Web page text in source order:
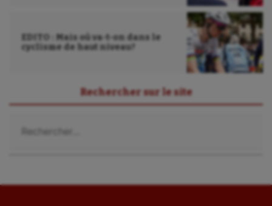
Sport-santé
Tir à l'arc
EDITO : Mais où va-t-on dans le
cyclisme de haut niveau?
Rechercher sur le site